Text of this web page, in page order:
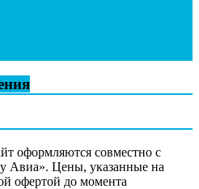
оформляются совместно с
Авиа». Цены, указанные на
офертой до момента